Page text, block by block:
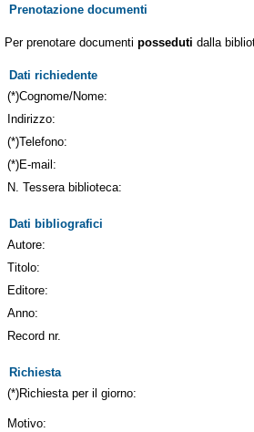
Prenotazione documenti
Per prenotare documenti posseduti dalla
Dati richiedente
(*)Cognome/Nome:
Indirizzo:
(*)Telefono:
(*)E-mail:
N. Tessera biblioteca:
Dati bibliografici
Autore:
Titolo:
Editore:
Anno:
Record nr.
Richiesta
(*)Richiesta per il giorno:
Motivo: